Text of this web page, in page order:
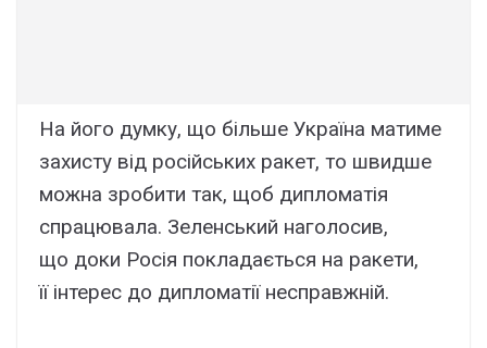
На його думку, що більше Україна матиме
захисту від російських ракет, то швидше
можна зробити так, щоб дипломатія
спрацювала. Зеленський наголосив,
що доки Росія покладається на ракети,
її інтерес до дипломатії несправжній.